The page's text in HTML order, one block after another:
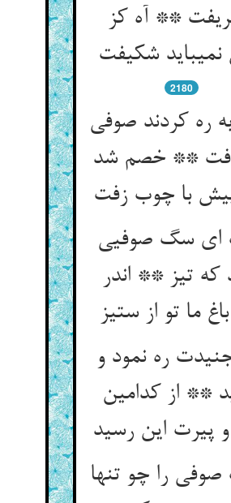
** آه کز
نمی‏باید شکیفت‏
2180
ره کردند صوفی
رفت ** خصم شد
پیش با چوب زفت‏
ای سگ صوفیی
که تیز ** اندر
ما تو از ستیز
ره نمود و
** از کدامین
پیرت این رسید
را چو تنها